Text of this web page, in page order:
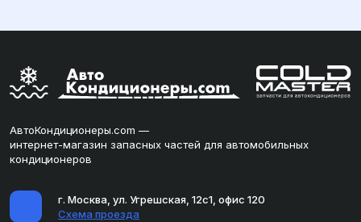
АвтоКондиционеры.com —
интернет-магазин запасных частей для автомобильных
кондиционеров
г. Москва, ул. Угрешская, 12с1, офис 120
Схема проезда